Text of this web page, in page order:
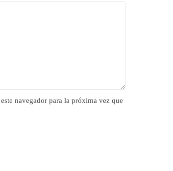
navegador para la próxima vez que